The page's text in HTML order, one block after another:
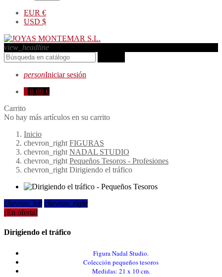
EUR €
USD $
view_headline
personIniciar sesión
0,00 €
Carrito
No hay más artículos en su carrito
Inicio
chevron_right FIGURAS
chevron_right NADAL STUDIO
chevron_right Pequeños Tesoros - Profesiones
chevron_right Dirigiendo el tráfico
chevron_left chevron_right
¡En oferta!
Dirigiendo el tráfico
Figura Nadal Studio.
Colección pequeños tesoros
Medidas: 21 x 10 cm.